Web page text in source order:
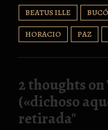
BEATUS ILLE
HORACIO PAZ
2 thoughts on
(«dichoso
retirada"